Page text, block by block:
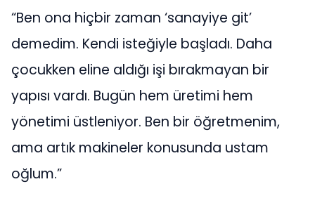
“Ben ona hiçbir zaman ‘sanayiye git’
demedim. Kendi isteğiyle başladı. Daha
çocukken eline aldığı işi bırakmayan bir
yapısı vardı. Bugün hem üretimi hem
yönetimi üstleniyor. Ben bir öğretmenim,
ama artık makineler konusunda ustam
oğlum.”